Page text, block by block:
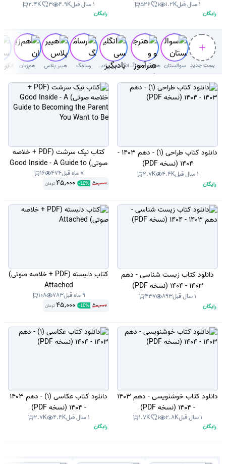
1405 (نسخه PDF)
1 سال قبل 1.2K
1
526
رایگان
(نسخه PDF)
1 سال قبل 4.9K
3
2.4K
رایگان
پست جدید سوالستان هنرجو و هنرآموز( سوال با جواب) انگلیسی یادبگیر رسامَگ هییر پلاس هم‌زبان
دانلود کتاب طراحی (1) - دهم 1403 -
1404 (نسخه PDF)
1 سال قبل 4.4K
2.7K
رایگان
کتاب نیک سرشت (PDF + خلاصه
صوتی) Good Inside - A Guide to
Becoming the Parent You Want
to Be
7 ماه قبل 474
16
50,000
-10%
45,000 تومان
دانلود کتاب زیست شناسی - دهم
1403 - 1404 (نسخه PDF)
1 سال قبل 893
437
رایگان
کتاب دلبسته (PDF + خلاصه صوتی)
Attached
9 ماه قبل 783
108
50,000
-10%
45,000 تومان
دانلود کتاب خوشنویسی - دهم 1403
- 1404 (نسخه PDF)
1 سال قبل 2.8K
1
1.7K
رایگان
دانلود کتاب عکاسی (1) - دهم 1403
- 1404 (نسخه PDF)
1 سال قبل 4.4K
2.7K
رایگان